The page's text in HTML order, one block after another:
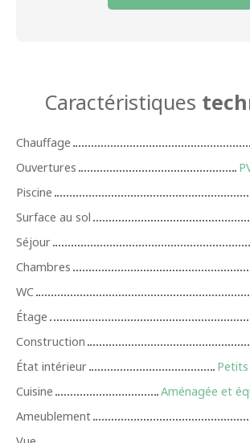
Caractéristiques
Chauffage
Ouvertures
Piscine
Surface au sol
Séjour
Chambres
WC
Étage
Construction
État intérieur
Cuisine
Aménagée et
Ameublement